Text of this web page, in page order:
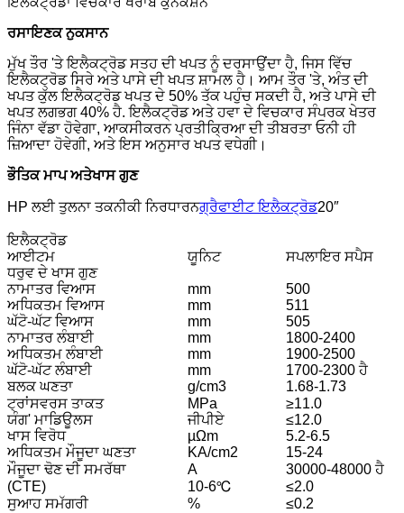
ਰਸਾਇਣਕ ਨੁਕਸਾਨ
ਮੁੱਖ ਤੌਰ 'ਤੇ ਇਲੈਕਟ੍ਰੋਡ ਸਤਹ ਦੀ ਖਪਤ ਨੂੰ ਦਰਸਾਉਂਦਾ ਹੈ, ਜਿਸ ਵਿੱਚ
ਇਲੈਕਟ੍ਰੋਡ ਸਿਰੇ ਅਤੇ ਪਾਸੇ ਦੀ ਖਪਤ ਸ਼ਾਮਲ ਹੈ। ਆਮ ਤੌਰ 'ਤੇ, ਅੰਤ ਦੀ
ਖਪਤ ਕੁੱਲ ਇਲੈਕਟ੍ਰੋਡ ਖਪਤ ਦੇ 50% ਤੱਕ ਪਹੁੰਚ ਸਕਦੀ ਹੈ, ਅਤੇ ਪਾਸੇ ਦੀ
ਖਪਤ ਲਗਭਗ 40% ਹੈ. ਇਲੈਕਟ੍ਰੋਡ ਅਤੇ ਹਵਾ ਦੇ ਵਿਚਕਾਰ ਸੰਪਰਕ ਖੇਤਰ
ਜਿੰਨਾ ਵੱਡਾ ਹੋਵੇਗਾ, ਆਕਸੀਕਰਨ ਪ੍ਰਤੀਕ੍ਰਿਆ ਦੀ ਤੀਬਰਤਾ ਓਨੀ ਹੀ
ਜ਼ਿਆਦਾ ਹੋਵੇਗੀ, ਅਤੇ ਇਸ ਅਨੁਸਾਰ ਖਪਤ ਵਧੇਗੀ।
ਭੌਤਿਕ ਮਾਪ ਅਤੇਖਾਸ ਗੁਣ
HP ਲਈ ਤੁਲਨਾ ਤਕਨੀਕੀ ਨਿਰਧਾਰਨਗ੍ਰੈਫਾਈਟ ਇਲੈਕਟ੍ਰੋਡ20″
ਇਲੈਕਟ੍ਰੋਡ
ਆਈਟਮ
ਯੂਨਿਟ
ਸਪਲਾਇਰ ਸਪੈਸ
ਧਰੁਵ ਦੇ ਖਾਸ ਗੁਣ
ਨਾਮਾਤਰ ਵਿਆਸ
mm
500
ਅਧਿਕਤਮ ਵਿਆਸ
mm
511
ਘੱਟੋ-ਘੱਟ ਵਿਆਸ
mm
505
ਨਾਮਾਤਰ ਲੰਬਾਈ
mm
1800-2400
ਅਧਿਕਤਮ ਲੰਬਾਈ
mm
1900-2500
ਘੱਟੋ-ਘੱਟ ਲੰਬਾਈ
mm
1700-2300 ਹੈ
ਬਲਕ ਘਣਤਾ
g/cm3
1.68-1.73
ਟ੍ਰਾਂਸਵਰਸ ਤਾਕਤ
MPa
≥11.0
ਯੰਗ' ਮਾਡਿਊਲਸ
ਜੀਪੀਏ
≤12.0
ਖਾਸ ਵਿਰੋਧ
µΩm
5.2-6.5
ਅਧਿਕਤਮ ਮੌਜੂਦਾ ਘਣਤਾ
KA/cm2
15-24
ਮੌਜੂਦਾ ਢੋਣ ਦੀ ਸਮਰੱਥਾ
A
30000-48000 ਹੈ
(CTE)
10-6℃
≤2.0
ਸੁਆਹ ਸਮੱਗਰੀ
% ≤0.2